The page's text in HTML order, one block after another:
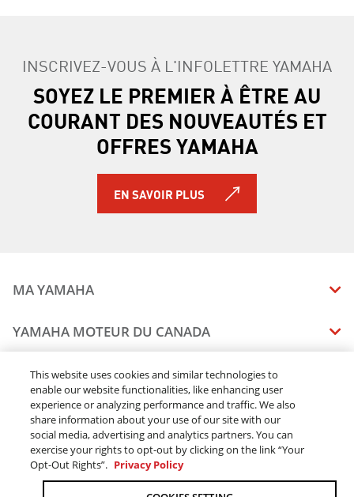
INSCRIVEZ-VOUS À L'INFOLETTRE YAMAHA
SOYEZ LE PREMIER À ÊTRE AU
COURANT DES NOUVEAUTÉS ET
OFFRES YAMAHA
EN SAVOIR PLUS
MA YAMAHA
MANUELS
ÉTAT DES RAPPELS DE VOTRE VÉHICULE
YAMAHA MOTEUR DU CANADA
CARRIERES
RESTONS DEHORS
BLOGUE
COMMUNIQUEZ AVEC NOUS
CONCESSIONNAIRES
TROUVEZ UN CONCESSIONNAIRE
DEVENEZ CONCESSIONNAIRE
CONCESSIONAIRE ÉLITE
MENTIONS JURIDIQUES
MODALITÉS ET CONDITIONS
ACOMPTE EN LIGNE MODALITÉS ET CONDITIONS
COMMANDES EN LIGNE
This website uses cookies and similar technologies to
enable our website functionalities, like enhancing user
experience or analyzing performance and traffic. We also
share information about your use of our site with our
social media, advertising and analytics partners. You can
exercise your rights to opt-out by clicking on the link “Your
Opt-Out Rights”. Privacy Policy